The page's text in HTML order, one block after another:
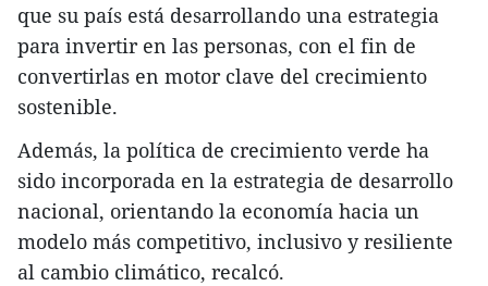
que su país está desarrollando una estrategia
para invertir en las personas, con el fin de
convertirlas en motor clave del crecimiento
sostenible.
Además, la política de crecimiento verde ha
sido incorporada en la estrategia de desarrollo
nacional, orientando la economía hacia un
modelo más competitivo, inclusivo y resiliente
al cambio climático, recalcó.